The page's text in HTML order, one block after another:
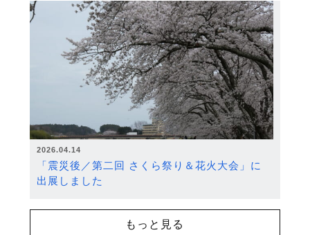
2026.04.14
「震災後／第二回 さくら祭り＆花火大会」に
出展しました
もっと見る